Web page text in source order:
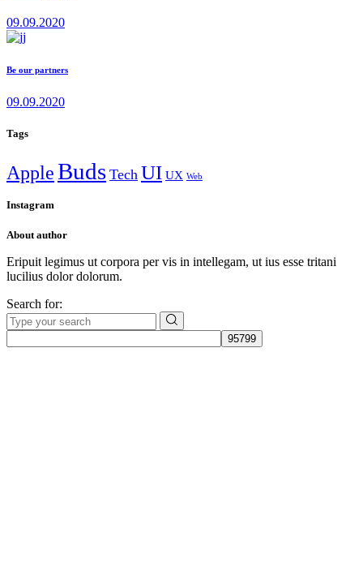
09.09.2020
Be our partners
09.09.2020
Tags
AppleBuds Tech UI UX Web
Instagram
About author
Eripuit legimus ut corpora per vis in intellegam, ut ius esse tritani
lucilius dolor dolorum.
Search for: